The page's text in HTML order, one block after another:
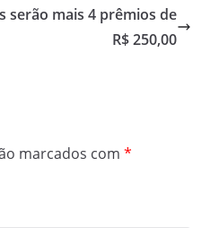
serão mais 4 prêmios de
R$ 250,00
marcados com *